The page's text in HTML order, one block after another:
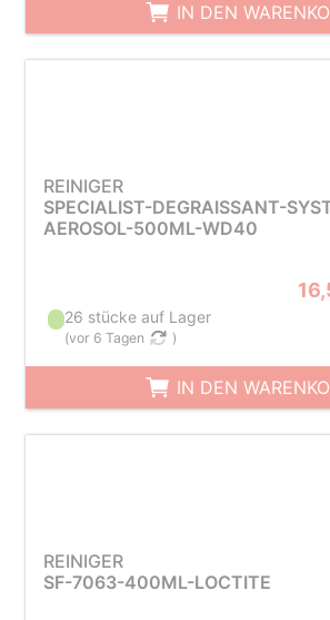
IN DEN
REINIGER
SPECIALIST-DEGRAISSANT-
AEROSOL-500ML-WD40
26 stücke auf Lager
(vor 6 Tagen )
IN DEN
REINIGER
SF-7063-400ML-LOCTITE